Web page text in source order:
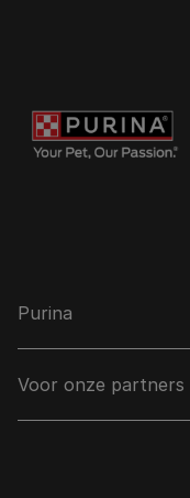
Purina
Voor onze partners